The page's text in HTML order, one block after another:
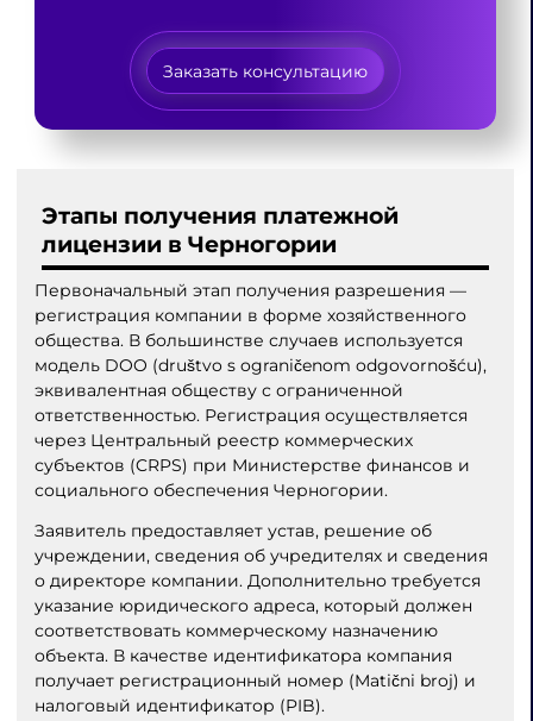
Заказать консультацию
Этапы получения платежной
лицензии в Черногории
Первоначальный этап получения разрешения —
регистрация компании в форме хозяйственного
общества. В большинстве случаев используется
модель DOO (društvo s ograničenom odgovornošću),
эквивалентная обществу с ограниченной
ответственностью. Регистрация осуществляется
через Центральный реестр коммерческих
субъектов (CRPS) при Министерстве финансов и
социального обеспечения Черногории.
Заявитель предоставляет устав, решение об
учреждении, сведения об учредителях и сведения
о директоре компании. Дополнительно требуется
указание юридического адреса, который должен
соответствовать коммерческому назначению
объекта. В качестве идентификатора компания
получает регистрационный номер (Matični broj) и
налоговый идентификатор (PIB).